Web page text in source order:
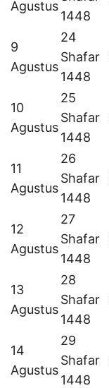
Agustus
1448
9
Agustus
24
Shafar
1448
10
Agustus
25
Shafar
1448
11
Agustus
26
Shafar
1448
12
Agustus
27
Shafar
1448
13
Agustus
28
Shafar
1448
14
Agustus
29
Shafar
1448